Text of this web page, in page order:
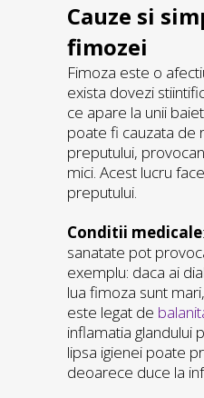
Cauze si
fimozei
Fimoza este o
exista dovezi
ce apare la unii
poate fi cauzata de
preputului,
mici. Acest lucru
preputului.
Conditii medicale
sanatate pot
exemplu: daca ai
lua fimoza sunt
este legat de
inflamatia glandului
lipsa igienei poate
deoarece duce la